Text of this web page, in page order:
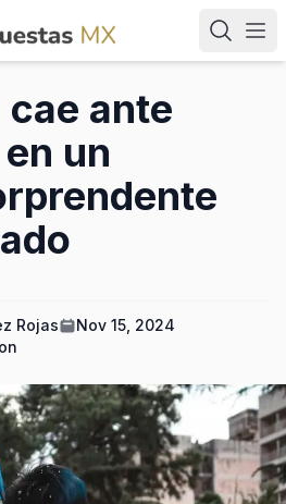
ante
un
Rojas Nov 15, 2024